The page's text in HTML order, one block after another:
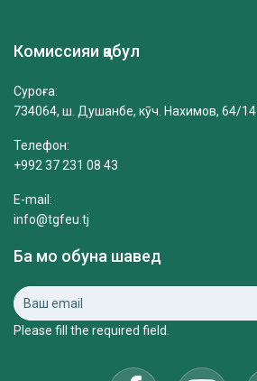
Комиссияи қабул
Суроға:
734064, ш. Душанбе, кӯч. Нахимов, 64/14
Телефон:
+992 37 231 08 43
E-mail:
info@tgfeu.tj
Ба мо обуна шавед
Please fill the required field.